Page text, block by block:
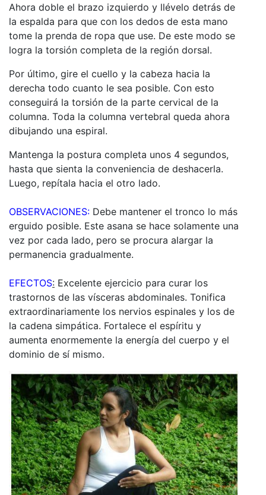
Ahora doble el brazo izquierdo y llévelo detrás de
la espalda para que con los dedos de esta mano
tome la prenda de ropa que use. De este modo se
logra la torsión completa de la región dorsal.
Por último, gire el cuello y la cabeza hacia la
derecha todo cuanto le sea posible. Con esto
conseguirá la torsión de la parte cervical de la
columna. Toda la columna vertebral queda ahora
dibujando una espiral.
Mantenga la postura completa unos 4 segundos,
hasta que sienta la conveniencia de deshacerla.
Luego, repítala hacia el otro lado.
OBSERVACIONES: Debe mantener el tronco lo más
erguido posible. Este asana se hace solamente una
vez por cada lado, pero se procura alargar la
permanencia gradualmente.
EFECTOS: Excelente ejercicio para curar los
trastornos de las vísceras abdominales. Tonifica
extraordinariamente los nervios espinales y los de
la cadena simpática. Fortalece el espíritu y
aumenta enormemente la energía del cuerpo y el
dominio de sí mismo.